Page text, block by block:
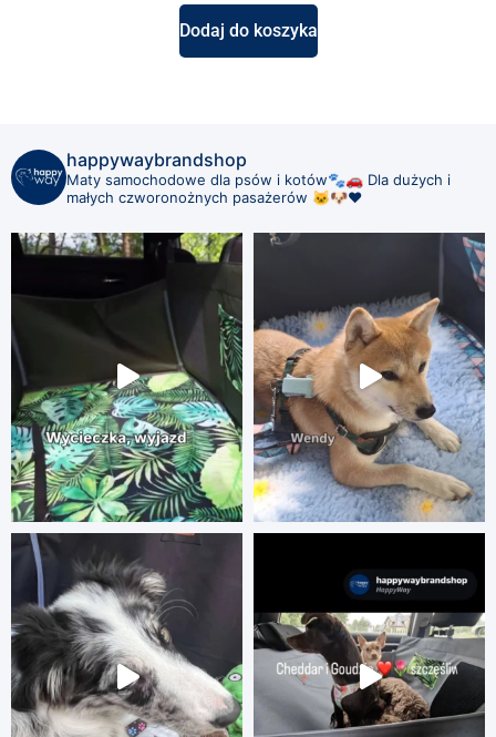
Dodaj do koszyka
happywaybrandshop
Maty samochodowe dla psów i kotów🐾🚗 Dla dużych i
małych czworonożnych pasażerów 🐱🐶❤️